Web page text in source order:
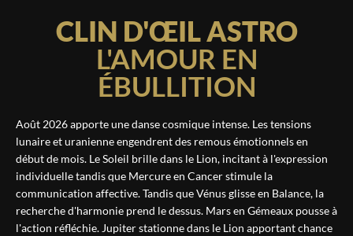
CLIN D'ŒIL ASTRO
L'AMOUR EN
ÉBULLITION
Août 2026 apporte une danse cosmique intense. Les tensions
lunaire et uranienne engendrent des remous émotionnels en
début de mois. Le Soleil brille dans le Lion, incitant à l'expression
individuelle tandis que Mercure en Cancer stimule la
communication affective. Tandis que Vénus glisse en Balance, la
recherche d'harmonie prend le dessus. Mars en Gémeaux pousse à
l'action réfléchie. Jupiter stationne dans le Lion apportant chance